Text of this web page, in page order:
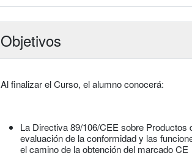
Objetivos
Al finalizar el Curso, el alumno conocerá:
La Directiva 89/106/CEE sobre
evaluación de la conformidad y las
el camino de la obtención del marcado CE